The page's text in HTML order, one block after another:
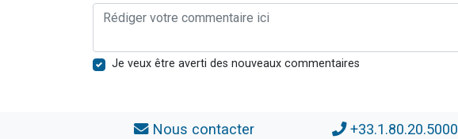
Je veux être averti des nouveaux commentaires
Nous contacter +33.1.80.20.5000